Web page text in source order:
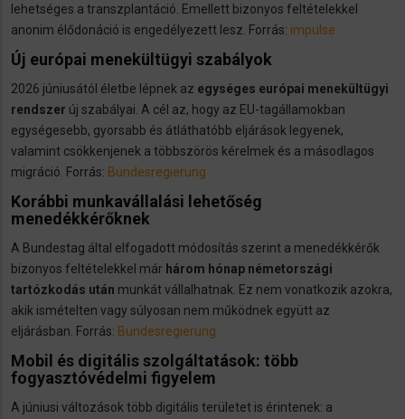
lehetséges a transzplantáció. Emellett bizonyos feltételekkel
anonim élődonáció is engedélyezett lesz. Forrás: impulse
Új európai menekültügyi szabályok
2026 júniusától életbe lépnek az egységes európai menekültügyi
rendszer új szabályai. A cél az, hogy az EU-tagállamokban
egységesebb, gyorsabb és átláthatóbb eljárások legyenek,
valamint csökkenjenek a többszörös kérelmek és a másodlagos
migráció. Forrás: Bundesregierung
Korábbi munkavállalási lehetőség
menedékkérőknek
A Bundestag által elfogadott módosítás szerint a menedékkérők
bizonyos feltételekkel már három hónap németországi
tartózkodás után munkát vállalhatnak. Ez nem vonatkozik azokra,
akik ismételten vagy súlyosan nem működnek együtt az
eljárásban. Forrás: Bundesregierung
Mobil és digitális szolgáltatások: több
fogyasztóvédelmi figyelem
A júniusi változások több digitális területet is érintenek: a